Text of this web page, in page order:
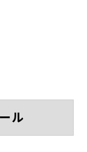
ル